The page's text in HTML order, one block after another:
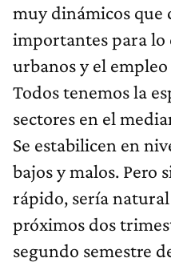
muy dinámicos que
importantes para lo
urbanos y el
Todos tenemos la
sectores en el
Se estabilicen en
bajos y malos. Pero
rápido, sería
próximos dos
segundo semestre